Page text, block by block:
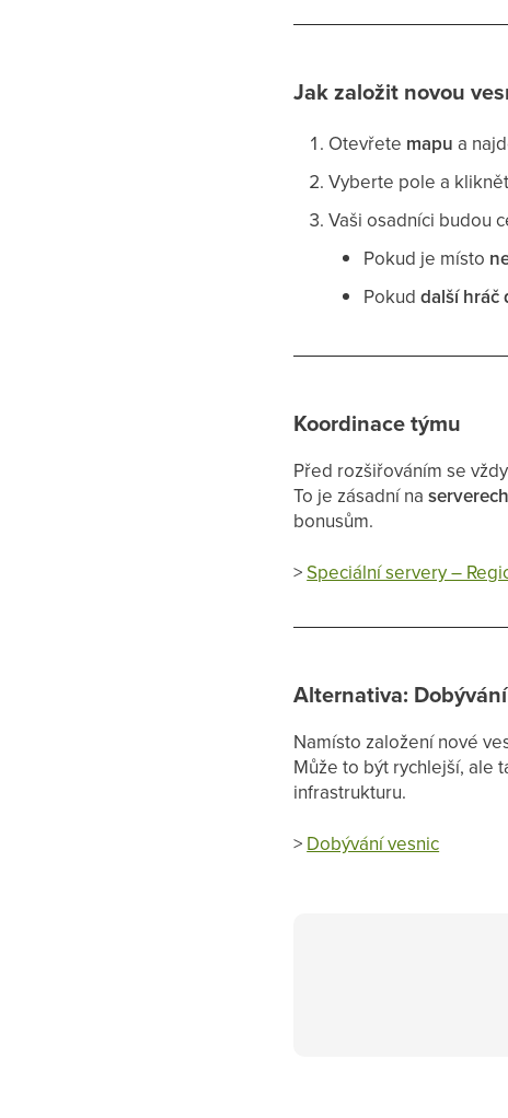
Jak založit novou
Otevřete mapu a
Vyberte pole a
Vaši osadníci budou
Pokud je místo
Pokuddalší hráč
Koordinace týmu
Před rozšiřováním se
To je zásadní na
bonusům.
>Speciální servery –
Alternativa:
Namísto založení nové
Může to být rychlejší, ale
infrastrukturu.
> Dobývání vesnic